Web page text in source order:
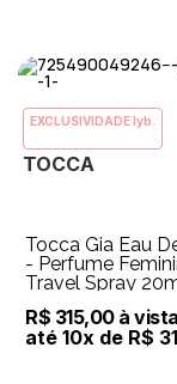
EXCLUSIVIDADE lyb.
TOCCA
Tocca Gia Eau
- Perfume
Travel Spray
R$ 315,00 à vista
até 10x de R$